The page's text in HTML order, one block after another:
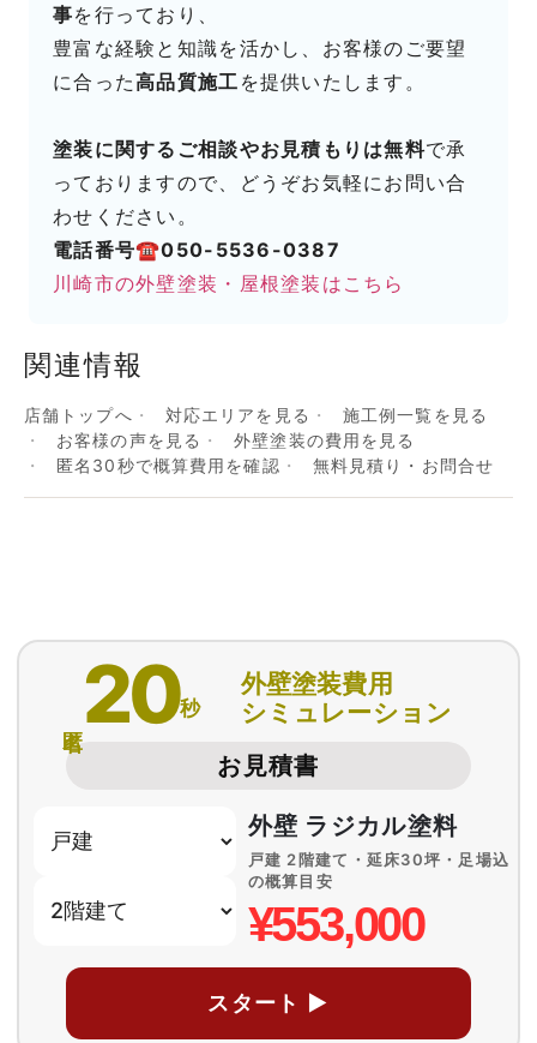
事を行っており、
豊富な経験と知識を活かし、お客様のご要望
に合った高品質施工 を提供いたします。
塗装に関するご相談やお見積もりは無料で承
っておりますので、どうぞお気軽にお問い合
わせください。
電話番号☎050-5536-0387
川崎市の外壁塗装・屋根塗装はこちら
関連情報
店舗トップへ 対応エリアを見る
施工例一覧を見る
お客様の声を見る
外壁塗装の費用を見る
匿名30秒で概算費用を確認
無料見積り・お問合せ
20秒
外壁塗装費用
シミュレーション
お見積書
外壁 ラジカル塗料
戸建 2階建て・延床30坪・足場込
の概算目安
¥553,000
スタート ▶